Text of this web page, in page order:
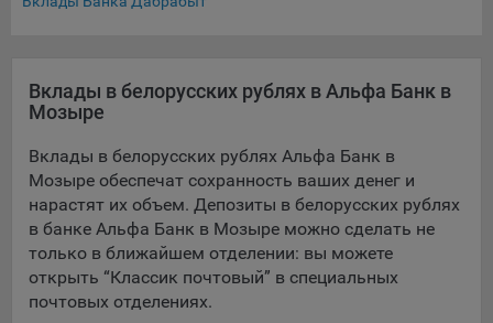
составить представление о тенденциях использования
9.5. Файлы cookie, применяемые для определения целевой
аудитории и в рекламных целях, например Яндекс.Метрика,
Технические/Функциональные, хранятся не более года;
Необходимые для функционирования веб-аналитических
платформ «Google Analytics», «Яндекс.Метрика»
(статистические), установлены на сервере Общества и не
Вклады в белорусских рублях в Альфа Банк в
Мозыре
Вклады в белорусских рублях Альфа Банк в
Мозыре обеспечат сохранность ваших денег и
нарастят их объем. Депозиты в белорусских рублях
в банке Альфа Банк в Мозыре можно сделать не
только в ближайшем отделении: вы можете
открыть “Классик почтовый” в специальных
почтовых отделениях.